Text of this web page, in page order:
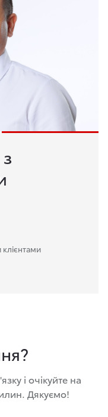
і очікуйте на
Дякуємо!